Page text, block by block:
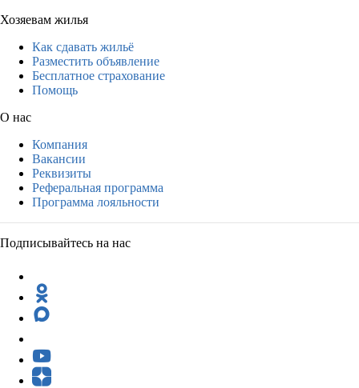
Хозяевам жилья
Как сдавать жильё
Разместить объявление
Бесплатное страхование
Помощь
О нас
Компания
Вакансии
Реквизиты
Реферальная программа
Программа лояльности
Подписывайтесь на нас